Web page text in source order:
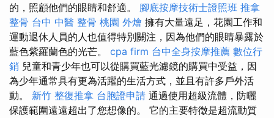
的，照顧他們的眼睛和舒適。 腳底按摩技術士證照班 推拿
整骨 台中 中醫 整骨 桃園 外燴 擁有大量遠足，花園工作和
運動退休人員的人也值得特別關注，因為他們的眼睛暴露於
藍色紫羅蘭色的光芒。 cpa firm 台中全身按摩推薦 數位行
銷 兒童和青少年也可以從購買藍光濾鏡的購買中受益，因
為少年通常具有更為活躍的生活方式，並且有許多戶外活
動。 新竹 整復推拿 台胞證申請 通過使用超級流體，防曬
保護範圍遠遠超出了您想像的。 它的主要特徵是超流動質